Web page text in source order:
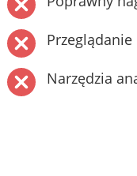
Narzędzia